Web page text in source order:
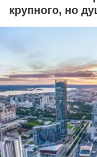
крупного, но